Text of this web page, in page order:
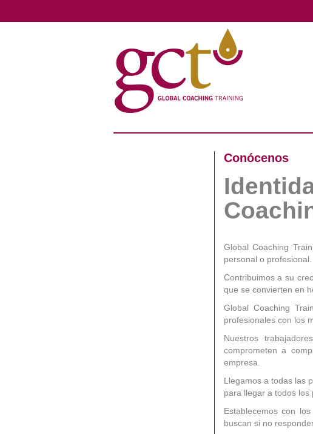
Conócenos
Global Coaching
personal o profesional.
Contribuimos a su
que se convierten en
Global Coaching
profesionales con los
Nuestros
comprometen a
empresa.
Llegamos a todas las
para llegar a todos los
Establecemos con
buscan si no